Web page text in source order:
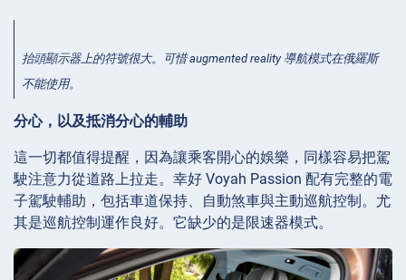
抬頭顯示器上的符號很大。可惜 augmented reality 導航模式在俄羅斯
不能使用。
分心，以及抵消分心的輔助
這一切都值得提醒，因為讓乘客開心的娛樂，同樣容易把駕
駛注意力從道路上拉走。幸好 Voyah Passion 配有完整的電
子駕駛輔助，包括車道保持、自動煞車與主動巡航控制。尤
其是巡航控制運作良好。它缺少的是限速器模式。